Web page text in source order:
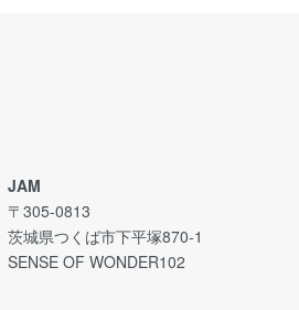
JAM
〒305-0813
茨城県つくば市下平塚870-1
SENSE OF WONDER102